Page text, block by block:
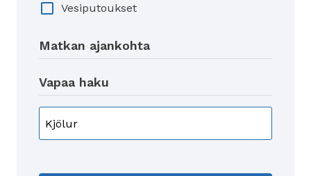
Vesiputoukset
Matkan ajankohta
Vapaa haku